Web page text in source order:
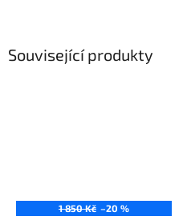
Související produkty
1 850 Kč –20 %